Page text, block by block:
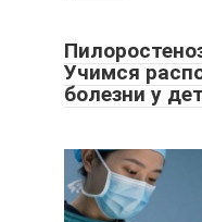
Учимся
болезни у